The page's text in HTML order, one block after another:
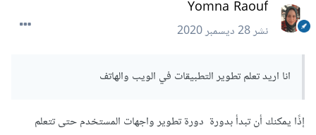
Yomna Raouf
نشر28 ديسمبر 2020
انا اريد تعلم تطوير التطبيقات في الويب والهاتف
إذًا يمكنك أن تبدأ بدورة دورة تطوير واجهات المستخدم حتى تتعلم